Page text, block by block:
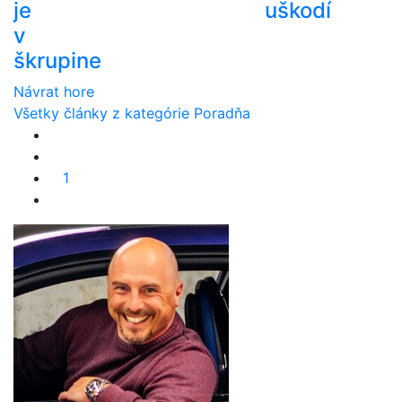
je
v
škrupine
uškodí
Návrat hore
Všetky články z kategórie Poradňa
1